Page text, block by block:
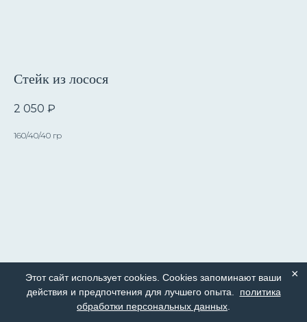
Стейк из лосося
2 050 ₽
160/40/40 гр
×
Этот сайт использует cookies. Cookies запоминают ваши
действия и предпочтения для лучшего опыта.
политика
обработки персональных данных